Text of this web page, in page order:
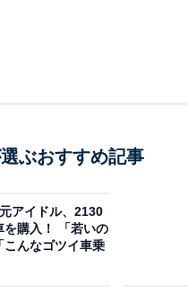
ぶおすすめ記事
アイドル、2130
を購入！ 「若いの
こんなゴツイ車乗